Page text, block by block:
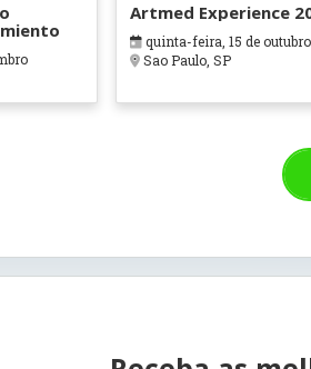
Artmed Experience
quinta-feira, 15 de outubro
Sao Paulo, SP